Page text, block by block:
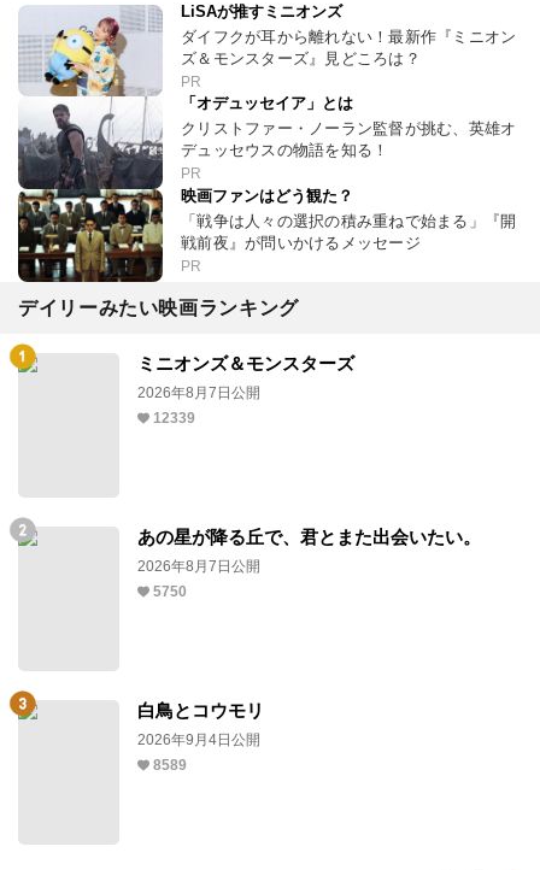
LiSAが推すミニオンズ
ダイフクが耳から離れない！最新作『ミニオン
ズ＆モンスターズ』見どころは？
PR
「オデュッセイア」とは
クリストファー・ノーラン監督が挑む、英雄オ
デュッセウスの物語を知る！
PR
映画ファンはどう観た？
「戦争は人々の選択の積み重ねで始まる」『開
戦前夜』が問いかけるメッセージ
PR
デイリーみたい映画ランキング
ミニオンズ＆モンスターズ
2026年8月7日公開
12339
あの星が降る丘で、君とまた出会いたい。
2026年8月7日公開
5750
白鳥とコウモリ
2026年9月4日公開
8589